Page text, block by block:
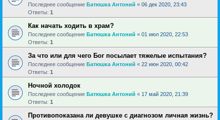
Последнее сообщение Батюшка Антоний « 06 дек 2020, 23:43
Ответы: 1
Как начать ходить в храм?
Последнее сообщение Батюшка Антоний « 01 июл 2020, 22:53
Ответы: 1
За что или для чего Бог посылает тяжелые испытания?
Последнее сообщение Батюшка Антоний « 22 июн 2020, 00:42
Ответы: 1
Ночной холодок
Последнее сообщение Батюшка Антоний « 17 май 2020, 21:39
Ответы: 1
Противопоказана ли девушке с диагнозом личная жизнь?